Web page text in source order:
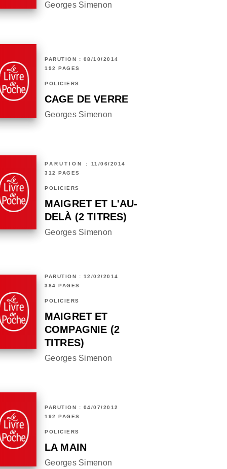
Georges Simenon
PARUTION : 08/10/2014
192 PAGES
POLICIERS
CAGE DE VERRE
Georges Simenon
PARUTION : 11/06/2014
312 PAGES
POLICIERS
MAIGRET ET L'AU-
DELÀ (2 TITRES)
Georges Simenon
PARUTION : 12/02/2014
384 PAGES
POLICIERS
MAIGRET ET
COMPAGNIE (2
TITRES)
Georges Simenon
PARUTION : 04/07/2012
192 PAGES
POLICIERS
LA MAIN
Georges Simenon